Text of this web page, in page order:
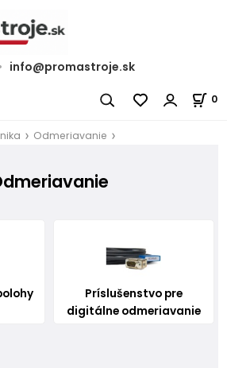
info@promastroje.sk
0
Odmeriavanie
Príslušenstvo pre
digitálne odmeriavanie